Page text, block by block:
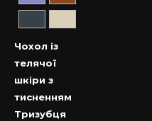
Чохол із
телячої
шкіри з
тисненням
Тризубця